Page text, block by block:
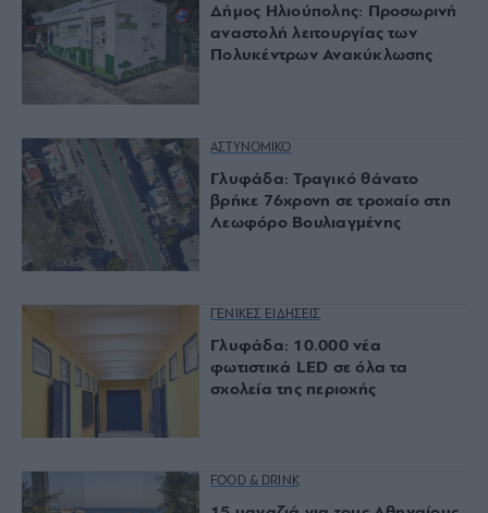
Δήμος Ηλιούπολης: Προσωρινή
αναστολή λειτουργίας των
Πολυκέντρων Ανακύκλωσης
ΑΣΤΥΝΟΜΙΚΟ
Γλυφάδα: Τραγικό θάνατο
βρήκε 76χρονη σε τροχαίο στη
Λεωφόρο Βουλιαγμένης
ΓΕΝΙΚΕΣ ΕΙΔΗΣΕΙΣ
Γλυφάδα: 10.000 νέα
φωτιστικά LED σε όλα τα
σχολεία της περιοχής
FOOD & DRINK